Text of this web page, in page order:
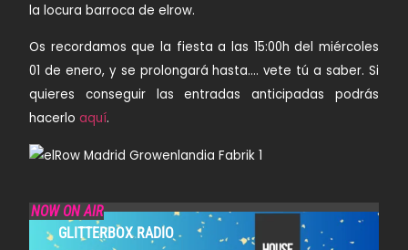
la locura barroca de elrow.
Os recordamos que la fiesta a las 15:00h del miércoles
01 de enero, y se prolongará hasta…. vete tú a saber. Si
quieres conseguir las entradas anticipadas podrás
hacerlo aquí.
NOW ON AIR
GLITTERBOX RADIO